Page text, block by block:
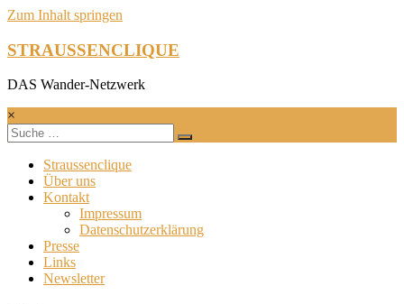
Zum Inhalt springen
STRAUSSENCLIQUE
DAS Wander-Netzwerk
×
Straussenclique
Über uns
Kontakt
Impressum
Datenschutzerklärung
Presse
Links
Newsletter